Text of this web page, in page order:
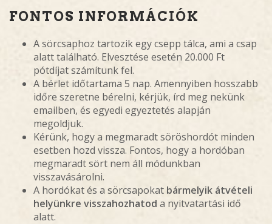
FONTOS INFORMÁCIÓK
A sörcsaphoz tartozik egy csepp tálca, ami a csap
alatt található. Elvesztése esetén 20.000 Ft
pótdíjat számítunk fel.
A bérlet időtartama 5 nap. Amennyiben hosszabb
időre szeretne bérelni, kérjük, írd meg nekünk
emailben, és egyedi egyeztetés alapján
megoldjuk.
Kérünk, hogy a megmaradt söröshordót minden
esetben hozd vissza. Fontos, hogy a hordóban
megmaradt sört nem áll módunkban
visszavásárolni.
A hordókat és a sörcsapokat bármelyik átvételi
helyünkre visszahozhatod a nyitvatartási idő
alatt.